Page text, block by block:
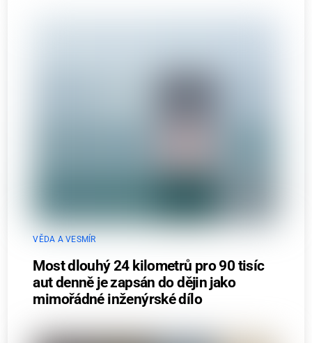
VĚDA A VESMÍR
Most dlouhý 24 kilometrů pro 90 tisíc
aut denně je zapsán do dějin jako
mimořádné inženýrské dílo